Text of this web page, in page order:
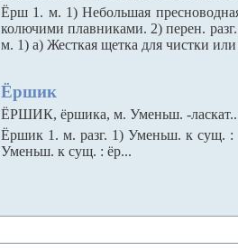
Ёрш 1. м. 1) Небольшая
колючими плавниками. 2) перен.
м. 1) а) Жесткая щетка для чистки
Ёршик
ЁРШИК, ёршика, м. Уменьш. -
Ёршик 1. м. разг. 1) Уменьш. к сущ.
Уменьш. к сущ. : ёр...